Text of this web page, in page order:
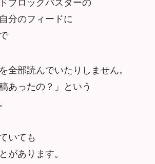
ブロックバスターの
分のフィードに
全部読んでいたりしません。
あったの？」という
いても
があります。